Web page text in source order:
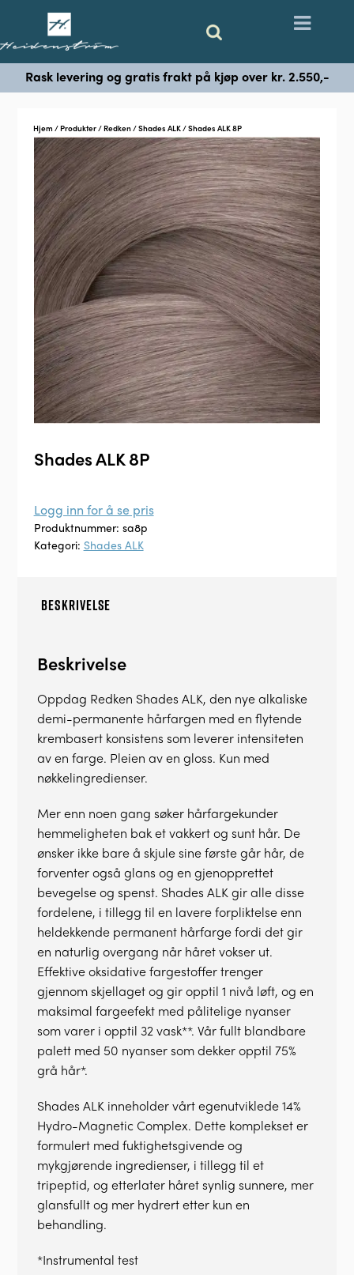
Rask levering og gratis frakt på kjøp over kr. 2.550,-
Hjem /Produkter/Redken/Shades ALK/ Shades ALK 8P
Shades ALK 8P
Logg inn for å se pris
Produktnummer: sa8p
Kategori: Shades ALK
BESKRIVELSE
Beskrivelse
Oppdag Redken Shades ALK, den nye alkaliske
demi-permanente hårfargen med en flytende
krembasert konsistens som leverer intensiteten
av en farge. Pleien av en gloss. Kun med
nøkkelingredienser.
Mer enn noen gang søker hårfargekunder
hemmeligheten bak et vakkert og sunt hår. De
ønsker ikke bare å skjule sine første går hår, de
forventer også glans og en gjenopprettet
bevegelse og spenst. Shades ALK gir alle disse
fordelene, i tillegg til en lavere forpliktelse enn
heldekkende permanent hårfarge fordi det gir
en naturlig overgang når håret vokser ut.
Effektive oksidative fargestoffer trenger
gjennom skjellaget og gir opptil 1 nivå løft, og en
maksimal fargeefekt med pålitelige nyanser
som varer i opptil 32 vask**. Vår fullt blandbare
palett med 50 nyanser som dekker opptil 75%
grå hår*.
Shades ALK inneholder vårt egenutviklede 14%
Hydro-Magnetic Complex. Dette komplekset er
formulert med fuktighetsgivende og
mykgjørende ingredienser, i tillegg til et
tripeptid, og etterlater håret synlig sunnere, mer
glansfullt og mer hydrert etter kun en
behandling.
*Instrumental test